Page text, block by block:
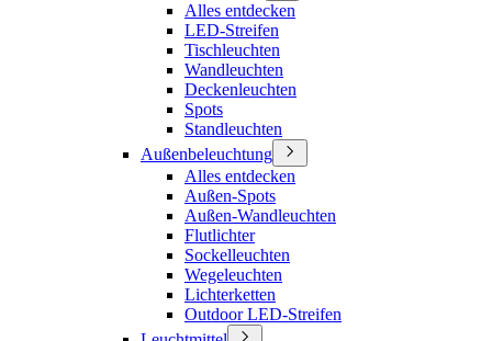
Alles entdecken
LED-Streifen
Tischleuchten
Wandleuchten
Deckenleuchten
Spots
Standleuchten
Außenbeleuchtung
Alles entdecken
Außen-Spots
Außen-Wandleuchten
Flutlichter
Sockelleuchten
Wegeleuchten
Lichterketten
Outdoor LED-Streifen